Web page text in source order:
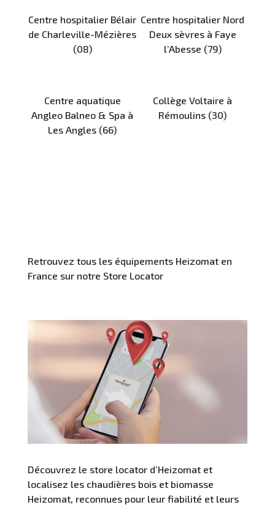
Centre hospitalier Bélair
de Charleville-Mézières
(08)
Centre hospitalier Nord
Deux sèvres à Faye
l’Abesse (79)
Centre aquatique
Angleo Balneo & Spa à
Les Angles (66)
Collège Voltaire à
Rémoulins (30)
Retrouvez tous les équipements Heizomat en
France sur notre Store Locator
Découvrez le store locator d’Heizomat et
localisez les chaudières bois et biomasse
Heizomat, reconnues pour leur fiabilité et leurs